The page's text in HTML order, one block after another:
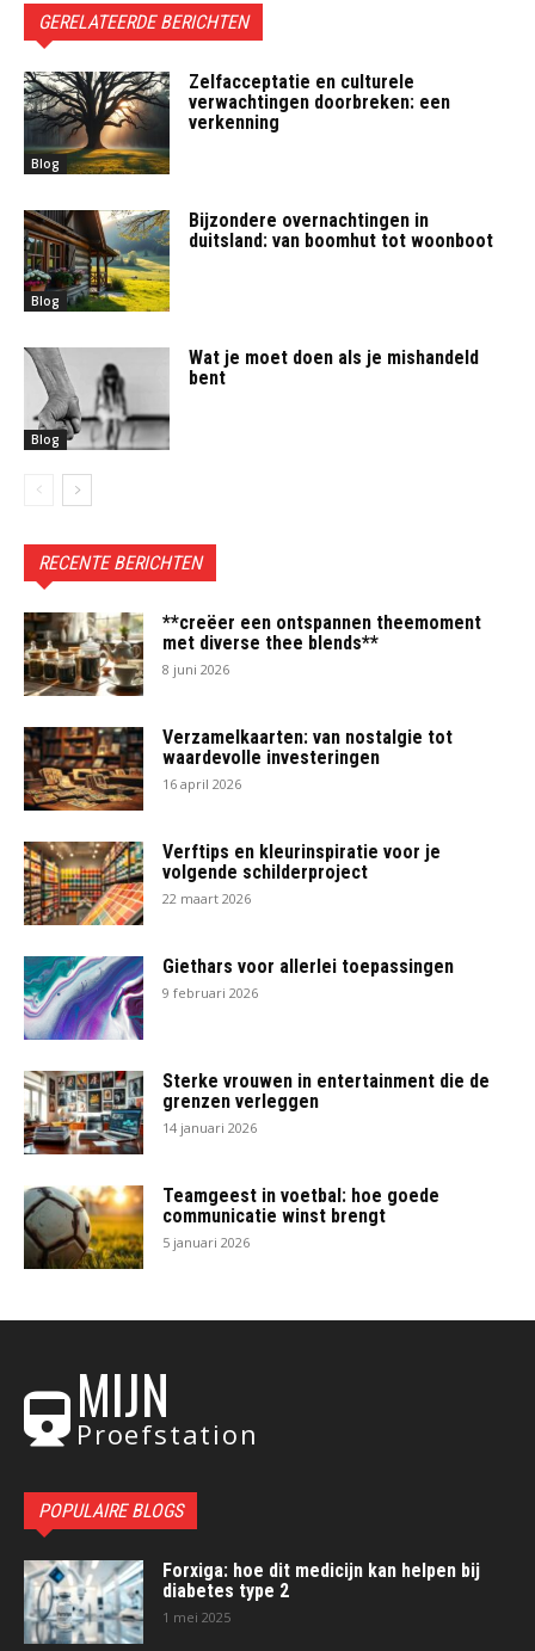
GERELATEERDE BERICHTEN
Blog
Zelfacceptatie en culturele
verwachtingen doorbreken: een
verkenning
Blog
Bijzondere overnachtingen in
duitsland: van boomhut tot woonboot
Blog
Wat je moet doen als je mishandeld
bent
RECENTE BERICHTEN
**creëer een ontspannen theemoment
met diverse thee blends**
8 juni 2026
Verzamelkaarten: van nostalgie tot
waardevolle investeringen
16 april 2026
Verftips en kleurinspiratie voor je
volgende schilderproject
22 maart 2026
Giethars voor allerlei toepassingen
9 februari 2026
Sterke vrouwen in entertainment die de
grenzen verleggen
14 januari 2026
Teamgeest in voetbal: hoe goede
communicatie winst brengt
5 januari 2026
MIJN
Proefstation
POPULAIRE BLOGS
Forxiga: hoe dit medicijn kan helpen bij
diabetes type 2
1 mei 2025